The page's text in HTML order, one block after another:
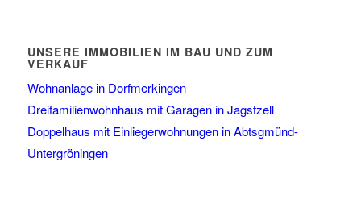
UNSERE IMMOBILIEN IM BAU UND ZUM
VERKAUF
Wohnanlage in Dorfmerkingen
Dreifamilienwohnhaus mit Garagen in Jagstzell
Doppelhaus mit Einliegerwohnungen in Abtsgmünd-
Untergröningen